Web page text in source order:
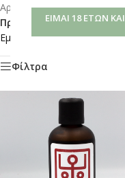
ΕΊΜΑΙ 18 ΕΤΏΝ
Αρχική σελίδα/Shop/
Προϊόντα με ετικέτα
Εμφάνιση του μοναδικού
Φίλτρα